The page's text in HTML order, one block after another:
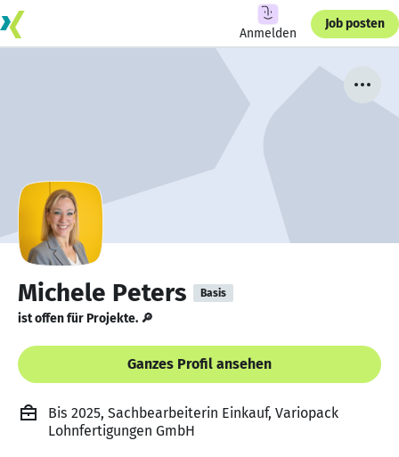
Anmelden
Job posten
Michele Peters Basis
ist offen für Projekte. 🔎
Ganzes Profil ansehen
Bis 2025, Sachbearbeiterin Einkauf, Variopack
Lohnfertigungen GmbH